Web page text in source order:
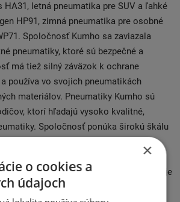
letná pneumatika pre SUV a ľahké
HP91, zimná pneumatika pre osobné
Spoločnosť Kumho sa zaviazala
pneumatiky, ktoré sú bezpečné a
má tiež silný záväzok k ochrane
používa vo svojich pneumatikách
materiálov. Pneumatiky Kumho sú
ktorí hľadajú vysoko kvalitné,
Spoločnosť ponúka širokú škálu
vozidiel a jazdných podmienok.
dodávateľom pneu pre domácich
KIA, Daewoo av Európe spolupracuje
Benz, Smart, VW, BMW, Mitsubishi. Na
×
o cookies a
údajoch